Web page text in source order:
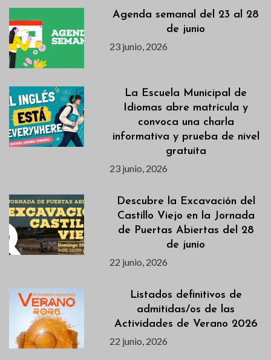
Agenda semanal del 23 al 28
de junio
23 junio, 2026
La Escuela Municipal de
Idiomas abre matrícula y
convoca una charla
informativa y prueba de nivel
gratuita
23 junio, 2026
Descubre la Excavación del
Castillo Viejo en la Jornada
de Puertas Abiertas del 28
de junio
22 junio, 2026
Listados definitivos de
admitidas/os de las
Actividades de Verano 2026
22 junio, 2026